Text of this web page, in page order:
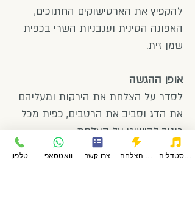
להקפיץ את הארטישוקים החתוכים,
האפונה הסינית ועגבניות השרי בכפית
שמן זית.
אופן ההגשה
לסדר על הצלחת את הירקות ומעליהם
את הדג וסביב את הרטבים, כפית מכל
רוטב לקישוט על הצלחת.
כ-220 קלוריות למנה.
טלפון וואטסאפ צרו קשר